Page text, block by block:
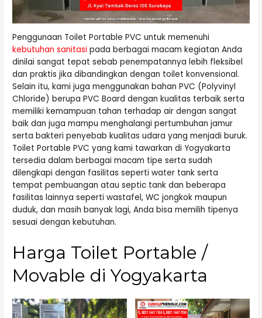
Penggunaan Toilet Portable PVC untuk memenuhi
kebutuhan sanitasi pada berbagai macam kegiatan Anda
dinilai sangat tepat sebab penempatannya lebih fleksibel
dan praktis jika dibandingkan dengan toilet konvensional.
Selain itu, kami juga menggunakan bahan PVC (Polyvinyl
Chloride) berupa PVC Board dengan kualitas terbaik serta
memiliki kemampuan tahan terhadap air dengan sangat
baik dan juga mampu menghalangi pertumbuhan jamur
serta bakteri penyebab kualitas udara yang menjadi buruk.
Toilet Portable PVC yang kami tawarkan di Yogyakarta
tersedia dalam berbagai macam tipe serta sudah
dilengkapi dengan fasilitas seperti water tank serta
tempat pembuangan atau septic tank dan beberapa
fasilitas lainnya seperti wastafel, WC jongkok maupun
duduk, dan masih banyak lagi, Anda bisa memilih tipenya
sesuai dengan kebutuhan.
Harga Toilet Portable /
Movable di Yogyakarta